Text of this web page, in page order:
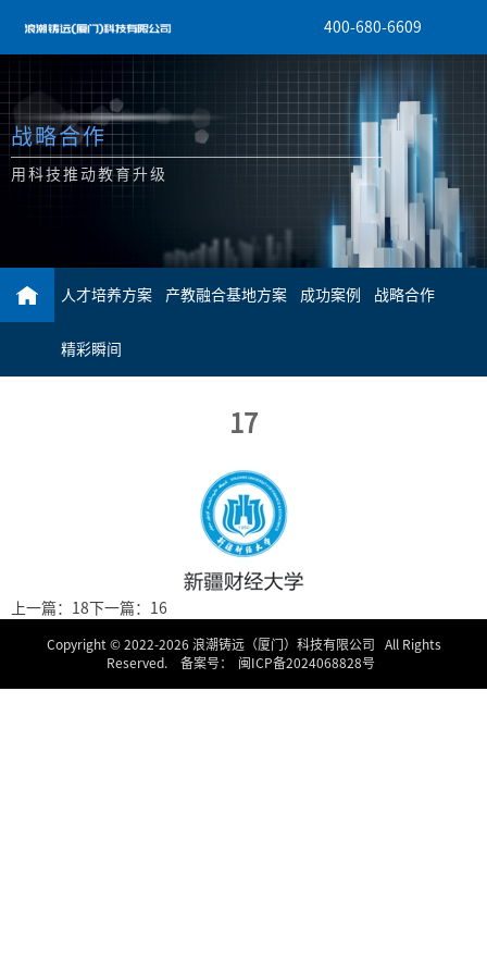
400-680-6609
战略合作
用科技推动教育升级
人才培养方案 产教融合基地方案 成功案例 战略合作
精彩瞬间
17
上一篇：18 下一篇：16
Copyright © 2022-2026 浪潮铸远（厦门）科技有限公司 All Rights
Reserved. 备案号：
闽ICP备2024068828号